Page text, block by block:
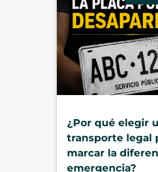
¿Por qué elegir
transporte legal
marcar la
emergencia?